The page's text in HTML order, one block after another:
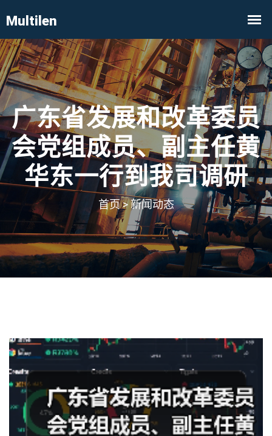
广东省发展和改革委员
会党组成员、副主任黄
华东一行到我司调研
首页>新闻动态